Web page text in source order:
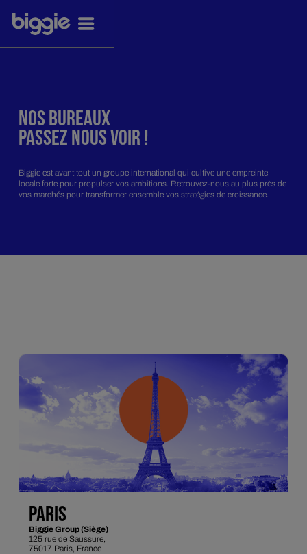
NOS BUREAUX
PASSEZ NOUS VOIR !
Biggie est avant tout un groupe international qui cultive une empreinte
locale forte pour propulser vos ambitions. Retrouvez-nous au plus près de
vos marchés pour transformer ensemble vos stratégies de croissance.
PARIS
Biggie Group (Siège)
125 rue de Saussure,
75017 Paris, France